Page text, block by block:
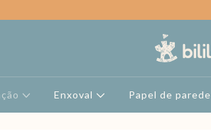
Enxoval Papel de parede